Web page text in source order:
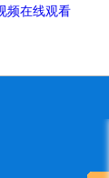
频在线观看